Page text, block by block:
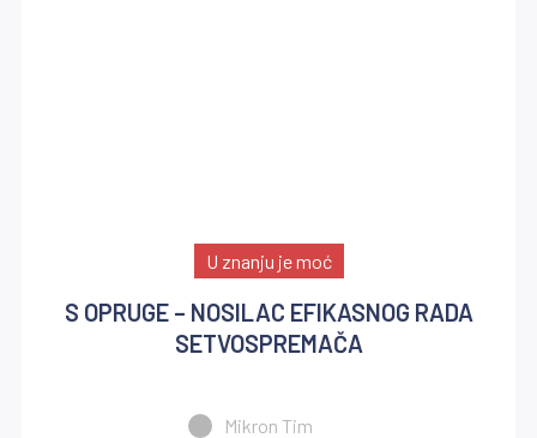
U znanju je moć
S OPRUGE – NOSILAC EFIKASNOG RADA
SETVOSPREMAČA
Mikron Tim